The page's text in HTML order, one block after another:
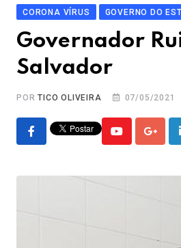
CORONA VÍRUS GOVERNO DO
Governador
Salvador
PORTICO OLIVEIRA 07/05/2021
Youtube